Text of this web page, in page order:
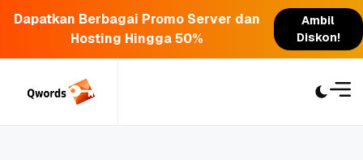
Dapatkan Berbagai Promo Server dan
Hosting Hingga 50%
Ambil
Diskon!